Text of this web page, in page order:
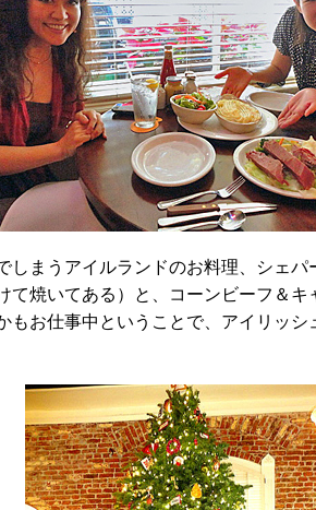
まうアイルランドのお料理、シェパ
て焼いてある）と、コーンビーフ＆
もお仕事中ということで、アイリッシ